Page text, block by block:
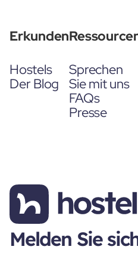
Erkunden
Hostels
Der Blog
Sprechen
Sie mit uns
FAQs
Presse
Melden Sie